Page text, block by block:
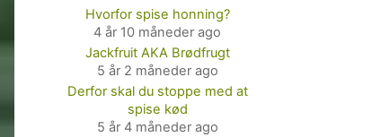
Hvorfor spise honning?
4 år 10 måneder ago
Jackfruit AKA Brødfrugt
5 år 2 måneder ago
Derfor skal du stoppe med at
spise kød
5 år 4 måneder ago